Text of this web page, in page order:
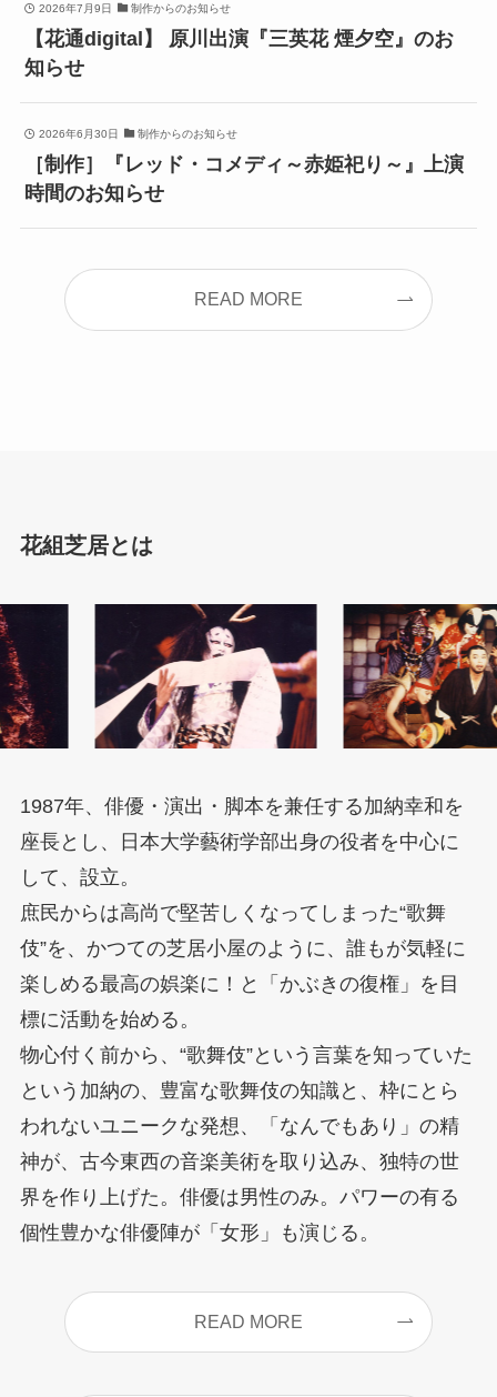
2026年7月9日 制作からのお知らせ
【花通digital】 原川出演『三英花 煙夕空』のお
知らせ
2026年6月30日 制作からのお知らせ
［制作］『レッド・コメディ～赤姫祀り～』上演
時間のお知らせ
READ MORE
花組芝居とは
1987年、俳優・演出・脚本を兼任する加納幸和を
座長とし、日本大学藝術学部出身の役者を中心に
して、設立。
庶民からは高尚で堅苦しくなってしまった“歌舞
伎”を、かつての芝居小屋のように、誰もが気軽に
楽しめる最高の娯楽に！と「かぶきの復権」を目
標に活動を始める。
物心付く前から、“歌舞伎”という言葉を知っていた
という加納の、豊富な歌舞伎の知識と、枠にとら
われないユニークな発想、「なんでもあり」の精
神が、古今東西の音楽美術を取り込み、独特の世
界を作り上げた。俳優は男性のみ。パワーの有る
個性豊かな俳優陣が「女形」も演じる。
READ MORE